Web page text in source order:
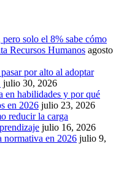
solo el 8% sabe cómo
Recursos Humanos agosto
por alto al adoptar
julio 30, 2026
en habilidades y por qué
en 2026 julio 23, 2026
reducir la carga
julio 16, 2026
normativa en 2026 julio 9,